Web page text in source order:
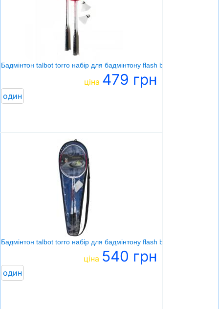
Бадмінтон talbot torro набір для бадмінтону flash badminton racket
ціна 479 грн
один
Бадмінтон talbot torro набір для бадмінтону flash badminton racket
ціна 540 грн
один